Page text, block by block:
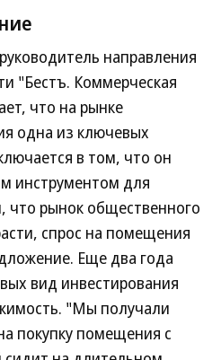
направления
"Бестъ. Коммерческая
что на рынке
одна из ключевых
в том, что он
инструментом для
что рынок общественного
спрос на помещения
Еще два года
вид инвестирования
"Мы получали
покупку помещения с